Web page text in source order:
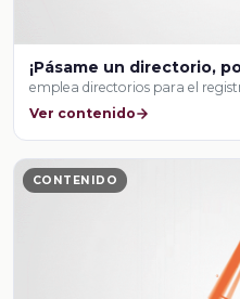
¡Pásame un directorio,
emplea directorios para el
Ver contenido
CONTENIDO